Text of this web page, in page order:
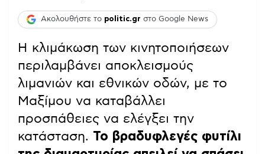
Ακολουθήστε το politic.gr στο Google News
Η κλιμάκωση των κινητοποιήσεων
περιλαμβάνει αποκλεισμούς
λιμανιών και εθνικών οδών, με το
Μαξίμου να καταβάλλει
προσπάθειες να ελέγξει την
κατάσταση. Το βραδυφλεγές φυτίλι